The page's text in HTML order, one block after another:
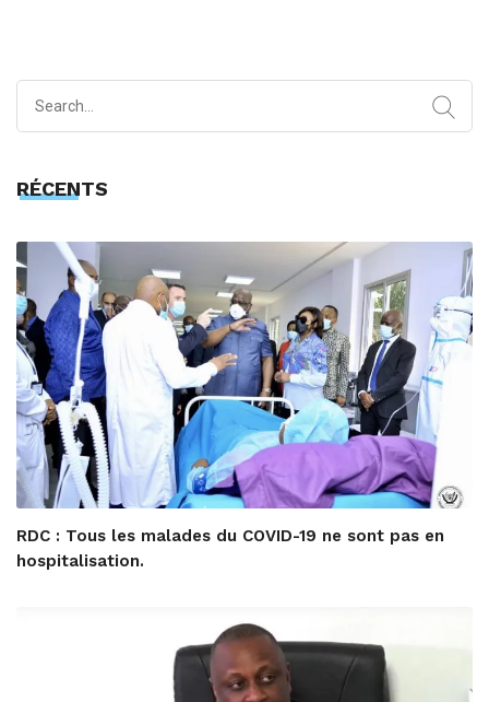
RÉCENTS
RDC : Tous les malades du COVID-19 ne sont pas en
hospitalisation.